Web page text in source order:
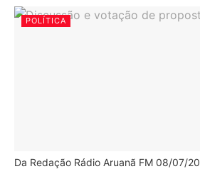
POLÍTICA
Da Redação Rádio Aruanã FM 08/07/